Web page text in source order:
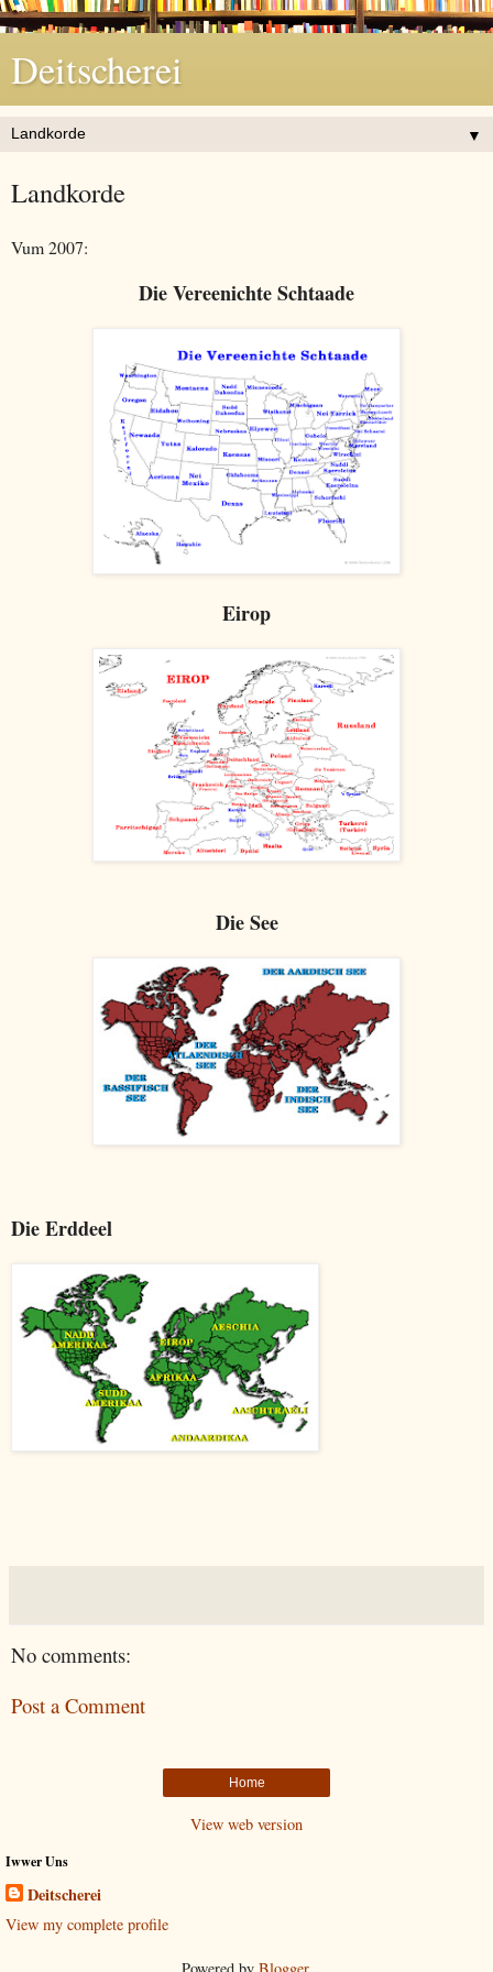
Deitscherei
▼
Landkorde
Vum 2007:
Die Vereenichte Schtaade
Eirop
Die See
Die Erddeel
No comments:
Post a Comment
Home
View web version
Iwwer Uns
Deitscherei
View my complete profile